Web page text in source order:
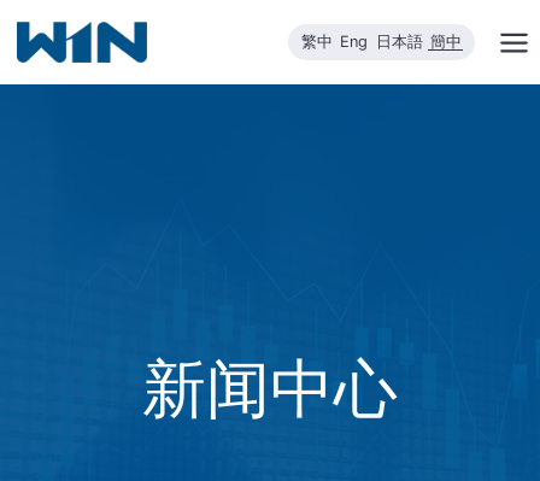
内
繁中 Eng 日本語 簡中
新闻中心